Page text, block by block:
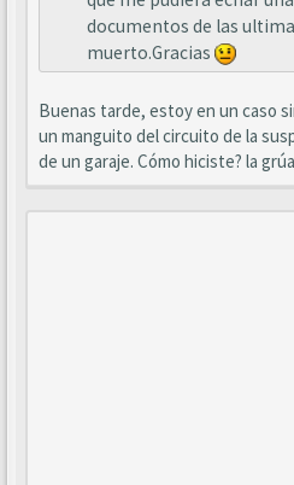
documentos de las
muerto.Gracias
Buenas tarde, estoy en un caso
un manguito del circuito de la
de un garaje. Cómo hiciste? la